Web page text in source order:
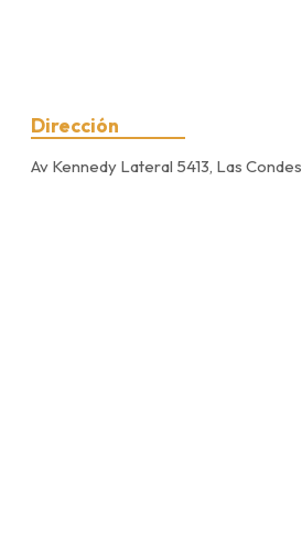
Dirección
Av Kennedy Lateral 5413, Las Condes